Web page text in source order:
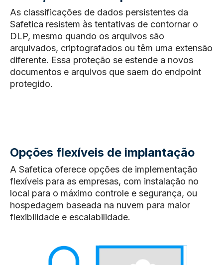
As classificações de dados persistentes da
Safetica resistem às tentativas de contornar o
DLP, mesmo quando os arquivos são
arquivados, criptografados ou têm uma extensão
diferente. Essa proteção se estende a novos
documentos e arquivos que saem do endpoint
protegido.
Opções flexíveis de implantação
A Safetica oferece opções de implementação
flexíveis para as empresas, com instalação no
local para o máximo controle e segurança, ou
hospedagem baseada na nuvem para maior
flexibilidade e escalabilidade.